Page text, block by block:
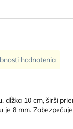
dĺžka 10 cm, širši
je 8 mm.
hodnotenia